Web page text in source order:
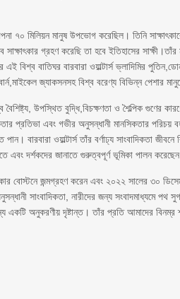
৭০ মিলিয়ন মানুষ উপভোগ করেছিল। তিনি
গ্রহণ করেছি তা হবে ইতিহাসের সাক্ষী।তাঁর
বিশ্ব বাতিঘর বারবারা ওয়াল্টার্স ভ্লাদিমির
জ্যাকসনসহ বিশ্ব বরেণ্য বিভিন্ন পেশার
বৈশিষ্ট্য, উপস্থিত বুদ্ধি,বিচক্ষণতা ও শৈল্পিক গুণের
প্রতিভা এবং গভীর অনুসন্ধানী মানসিকতার পরিচয়
বারবারা ওয়াল্টার্স তাঁর বর্ণাঢ্য সাংবাদিকতা
এবং দর্শকদের জানাতে গুরুত্বপূর্ণ ভূমিকা পালন
বোস্টনে জন্মগ্রহণ করেন এবং ২০২২ সালের ৩০
সাংবাদিকতা, নারীদের জন্য সংবাদমাধ্যমে পথ
একটি অনুকরণীয় দৃষ্টান্ত। তাঁর প্রতি আমাদের বিনম্র